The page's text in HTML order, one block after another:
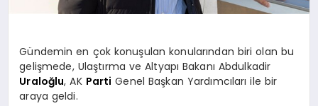
Gündemin en çok konuşulan konularından biri olan bu
gelişmede, Ulaştırma ve Altyapı Bakanı Abdulkadir
Uraloğlu, AK Parti Genel Başkan Yardımcıları ile bir
araya geldi.